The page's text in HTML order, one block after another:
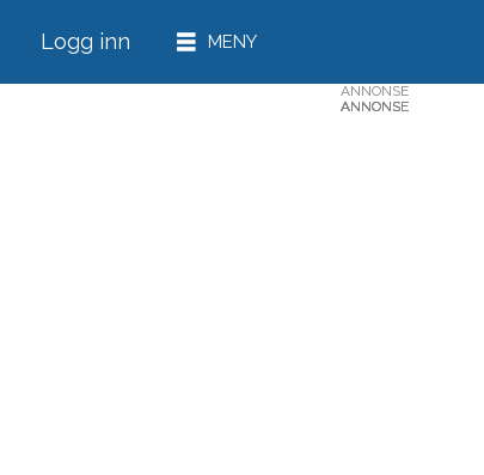
Logg inn
ANNONSE
ANNONSE
ANNONSE
ANNONSE
ANNONSE